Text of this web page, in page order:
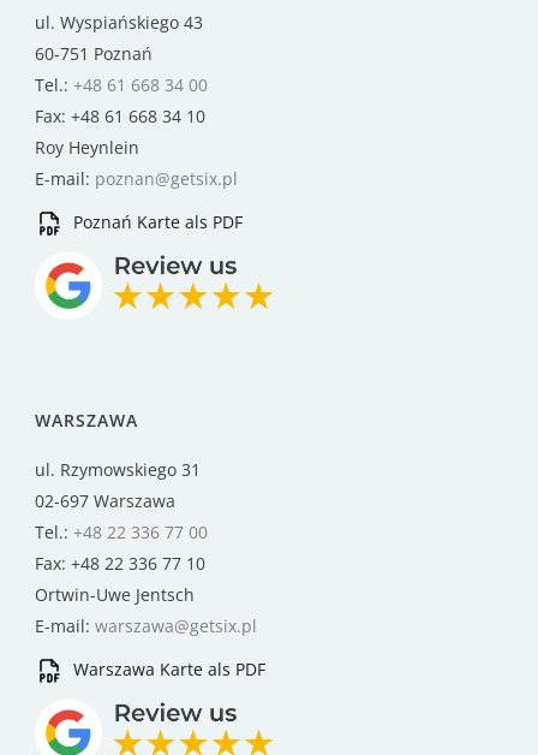
ul. Wyspiańskiego 43
60-751 Poznań
Tel.: +48 61 668 34 00
Fax: +48 61 668 34 10
Roy Heynlein
E-mail: poznan@getsix.pl
Poznań Karte als PDF
WARSZAWA
ul. Rzymowskiego 31
02-697 Warszawa
Tel.: +48 22 336 77 00
Fax: +48 22 336 77 10
Ortwin-Uwe Jentsch
E-mail: warszawa@getsix.pl
Warszawa Karte als PDF